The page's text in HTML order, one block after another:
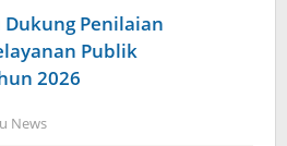
Penilaian
Publik
2026
News